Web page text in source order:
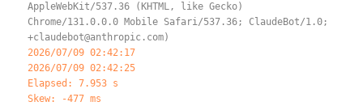
AppleWebKit/537.36 (KHTML, like Gecko)
Chrome/131.0.0.0 Mobile Safari/537.36; ClaudeBot/1.0;
+claudebot@anthropic.com)
2026/07/09 02:42:17
2026/07/09 02:42:26
Elapsed: 9.43 s
Skew: -523 ms